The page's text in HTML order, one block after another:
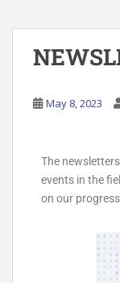
May 8, 2023
The
events in the
on our